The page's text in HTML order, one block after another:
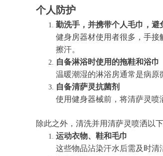
个人防护
勤洗手，并携带个人毛巾，避
健身房器材使用者很多，手
擦汗。
自备淋浴时使用的拖鞋和浴巾
温暖潮湿的淋浴房通常是病原
自备清萨灵抗菌剂
使用健身器械前，将清萨灵喷
除此之外，清洗并用清萨灵喷洒以
运动衣物、鞋和毛巾
这些物品沾染汗水后需及时清